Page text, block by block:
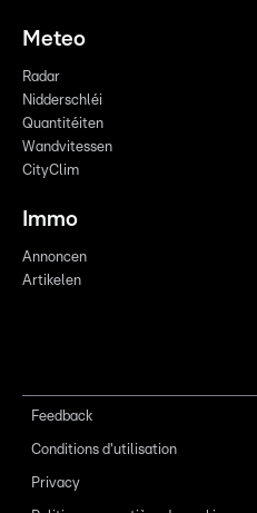
Meteo
Radar
Nidderschléi
Quantitéiten
Wandvitessen
CityClim
Immo
Annoncen
Artikelen
Feedback
Conditions d'utilisation
Privacy